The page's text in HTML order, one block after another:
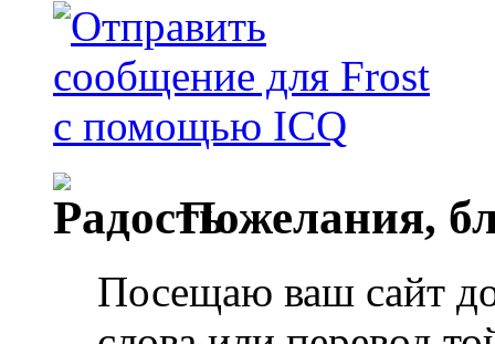
Пожелания,
Посещаю ваш сайт